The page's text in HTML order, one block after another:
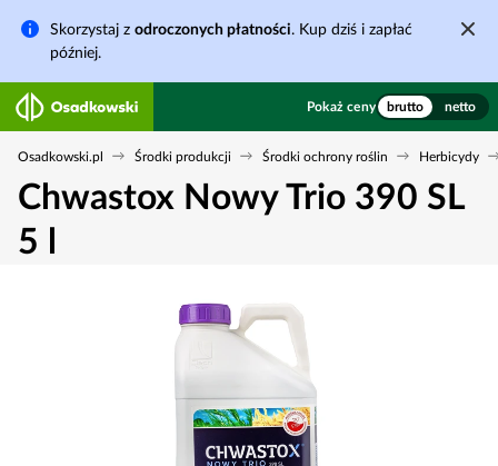
Skorzystaj z odroczonych płatności. Kup dziś i zapłać
później.
Pokaż ceny brutto netto
Osadkowski.pl Środki produkcji Środki ochrony roślin Herbicydy
Chwastox Nowy Trio 390 SL
5 l